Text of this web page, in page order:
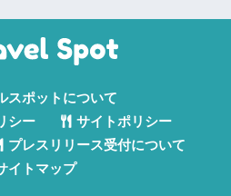
スポットについて
シー
サイトポリシー
プレスリリース受付について
イトマップ